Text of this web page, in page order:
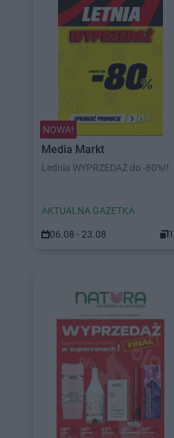
NOWA!
Media Markt
Lednia WYPRZEDAŻ do -80%!!
AKTUALNA GAZETKA
06.08 - 23.08